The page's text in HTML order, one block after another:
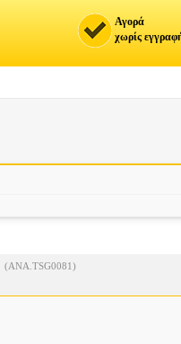
Αγορά
χωρίς
(ANA.TSG0081)